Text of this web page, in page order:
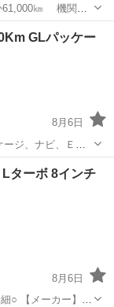
す。 年式か
GLパッケー
8月6日
ジ、ナビ、ＥＴ
目立った傷凹みも
す、大阪府管内２
ターボ 8インチ
8月6日